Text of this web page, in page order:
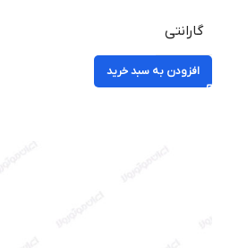
گارانتی
افزودن به سبد خرید